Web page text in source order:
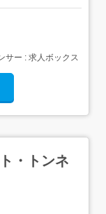
サー : 求人ボックス
・トンネ